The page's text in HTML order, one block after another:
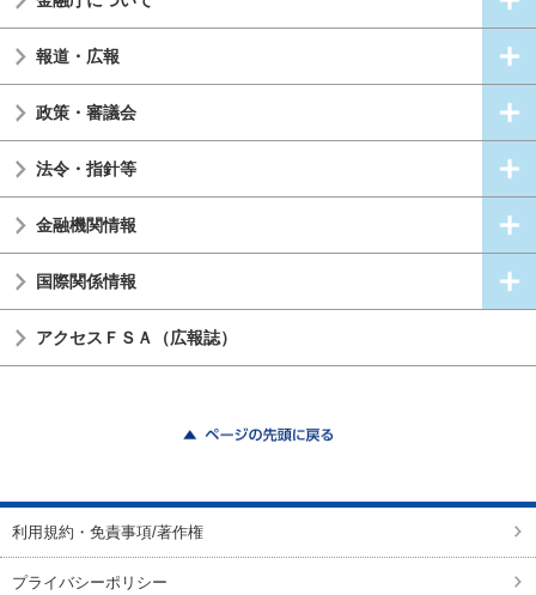
報道・広報
政策・審議会
法令・指針等
金融機関情報
国際関係情報
アクセスＦＳＡ（広報誌）
利用規約・免責事項/著作権
プライバシーポリシー